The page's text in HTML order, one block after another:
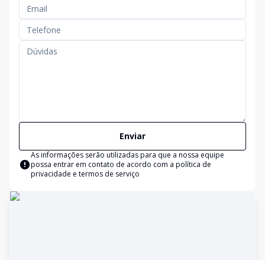
Enviar
As informações serão utilizadas para que a nossa equipe
possa entrar em contato de acordo com a política de
privacidade e termos de serviço